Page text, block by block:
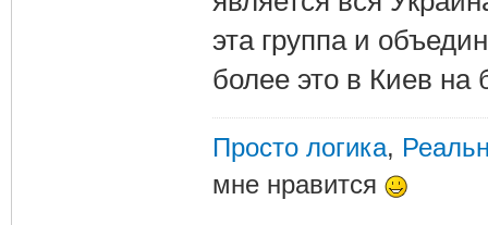
эта группа и
более это в Киев на
Просто логика,
мне нравится